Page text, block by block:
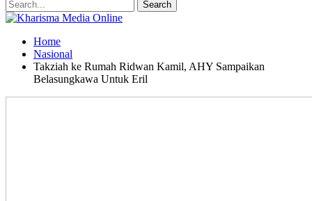
Home
Nasional
Takziah ke Rumah Ridwan Kamil, AHY Sampaikan
Belasungkawa Untuk Eril